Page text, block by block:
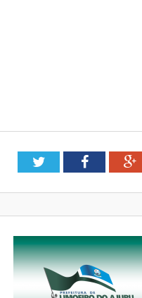
TwitterFacebook